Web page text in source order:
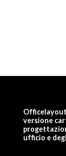
versione
ufficio e